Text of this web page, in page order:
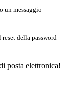
un messaggio
della password
posta elettronica!